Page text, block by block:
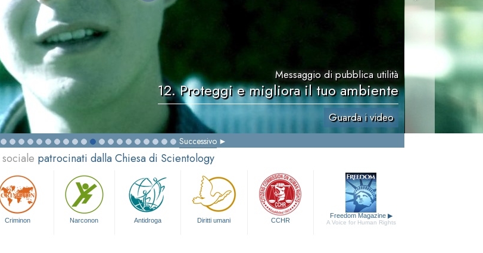
Messaggio di pubblica utilità
12. Proteggi e migliora il tuo ambiente
Guarda i video
Successivo
patrocinati dalla Chiesa di Scientology
Criminon Narconon Antidroga Diritti umani CCHR
Freedom Magazine ▶
A Voice for Human Rights